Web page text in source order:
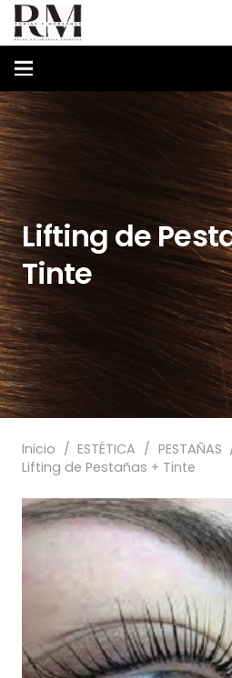
Lifting de
Tinte
Inicio / ESTÉTICA / PESTAÑAS
Lifting de Pestañas + Tinte